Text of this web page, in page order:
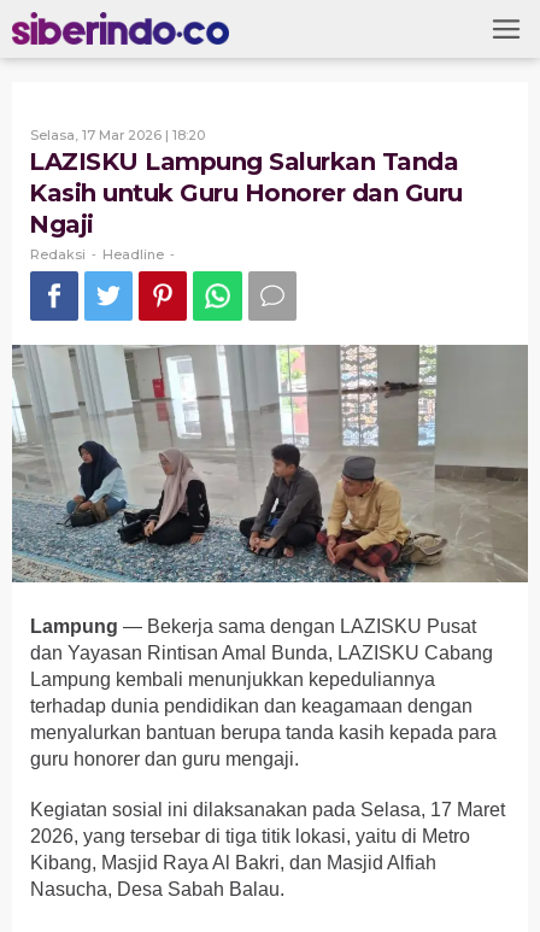
Skip
to
content
Selasa, 17 Mar 2026 | 18:20Oleh
LAZISKU Lampung Salurkan Tanda
Kasih untuk Guru Honorer dan Guru
Ngaji
Redaksi - Headline -
Lampung — Bekerja sama dengan LAZISKU Pusat
dan Yayasan Rintisan Amal Bunda, LAZISKU Cabang
Lampung kembali menunjukkan kepeduliannya
terhadap dunia pendidikan dan keagamaan dengan
menyalurkan bantuan berupa tanda kasih kepada para
guru honorer dan guru mengaji.
Kegiatan sosial ini dilaksanakan pada Selasa, 17 Maret
2026, yang tersebar di tiga titik lokasi, yaitu di Metro
Kibang, Masjid Raya Al Bakri, dan Masjid Alfiah
Nasucha, Desa Sabah Balau.